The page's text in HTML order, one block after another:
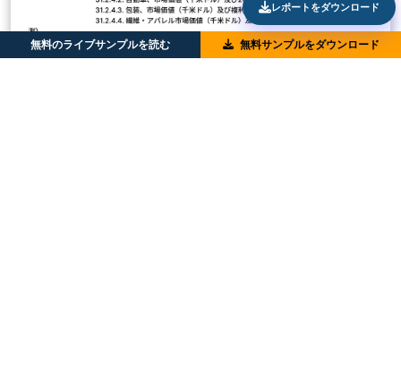
無料のライブサンプルを読む 無料サンプルをダウンロード
レポートをダウンロード